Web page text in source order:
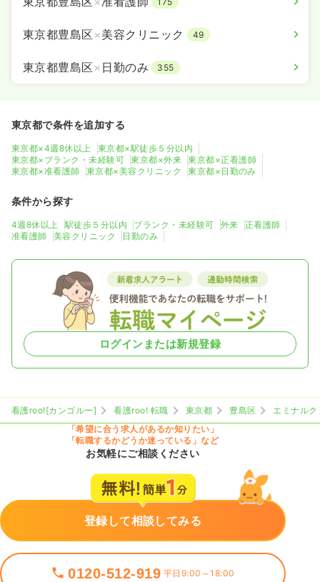
東京都豊島区 ×美容クリニック 49
東京都豊島区 × 日勤のみ 355
東京都で条件を追加する
東京都×4週8休以上
東京都×駅徒歩５分以内
東京都×ブランク・未経験可
東京都×外来
東京都×正看護師
東京都×准看護師
東京都×美容クリニック 東京都×日勤のみ
条件から探す
4週8休以上 駅徒歩５分以内 ブランク・未経験可 外来
正看護師
准看護師
美容クリニック 日勤のみ
ログインまたは新規登録
看護roo![カンゴルー] 看護roo! 転職 東京都 豊島区
エミナル
「希望に合う求人があるか知りたい」
「転職するかどうか迷っている」など
お気軽にご相談ください
登録して相談してみる
0120-512-919 平日9:00～18:00